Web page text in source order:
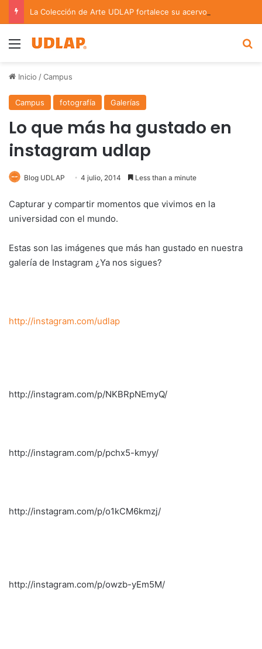
Menu
Inicio /Campus
Campus fotografía Galerías
Lo que más ha gustado en
instagram udlap
Blog UDLAP 4 julio, 2014 Less than a minute
Capturar y compartir momentos que vivimos en la
universidad con el mundo.
Estas son las imágenes que más han gustado en nuestra
galería de Instagram ¿Ya nos sigues?
http://instagram.com/udlap
http://instagram.com/p/NKBRpNEmyQ/
http://instagram.com/p/pchx5-kmyy/
http://instagram.com/p/o1kCM6kmzj/
http://instagram.com/p/owzb-yEm5M/